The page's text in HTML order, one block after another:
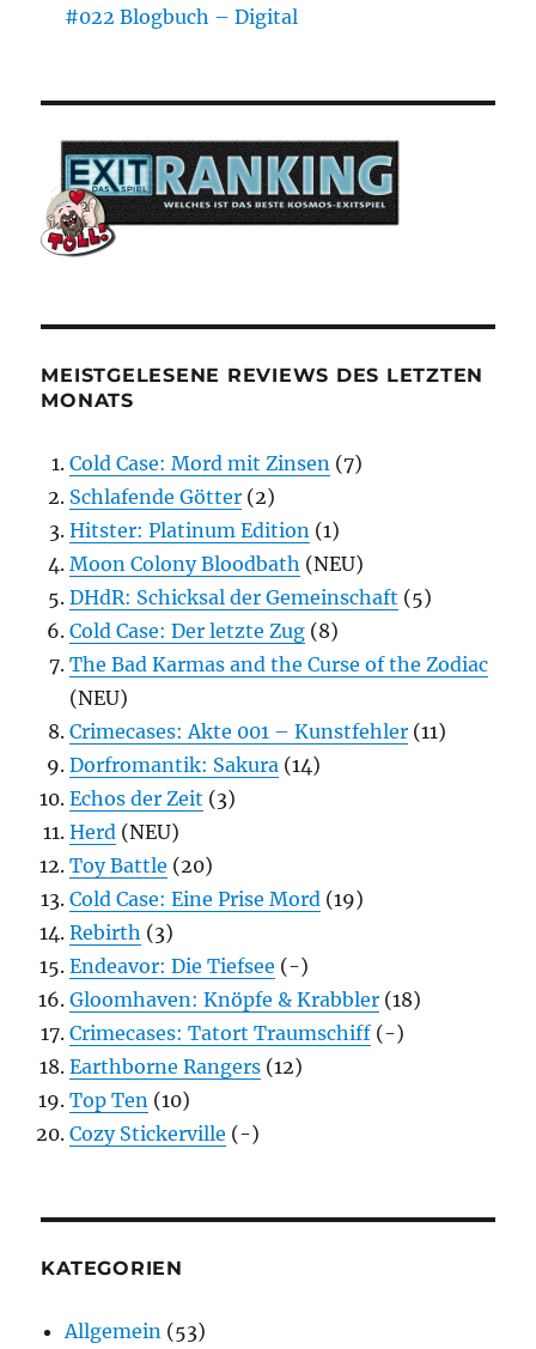
#022 Blogbuch – Digital
MEISTGELESENE REVIEWS DES LETZTEN
MONATS
Cold Case: Mord mit Zinsen (7)
Schlafende Götter (2)
Hitster: Platinum Edition (1)
Moon Colony Bloodbath (NEU)
DHdR: Schicksal der Gemeinschaft (5)
Cold Case: Der letzte Zug (8)
The Bad Karmas and the Curse of the Zodiac
(NEU)
Crimecases: Akte 001 – Kunstfehler (11)
Dorfromantik: Sakura (14)
Echos der Zeit (3)
Herd (NEU)
Toy Battle (20)
Cold Case: Eine Prise Mord (19)
Rebirth (3)
Endeavor: Die Tiefsee (-)
Gloomhaven: Knöpfe & Krabbler (18)
Crimecases: Tatort Traumschiff (-)
Earthborne Rangers (12)
Top Ten (10)
Cozy Stickerville (-)
KATEGORIEN
Allgemein (53)